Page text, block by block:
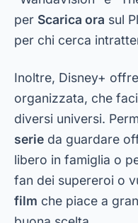
per Scarica ora sul
per chi cerca
Inoltre, Disney+
organizzata, che
diversi universi.
serie da guardare
libero in famiglia o
fan dei supereroi o
film che piace a